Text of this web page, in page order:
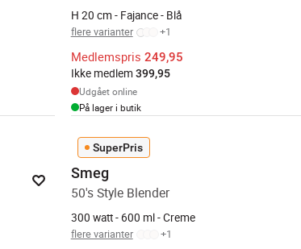
H 20 cm - Fajance - Blå
flere varianter +1
Medlemspris 249,95
Ikke medlem 399,95
Udgået online
På lager i butik
SuperPris
Smeg
50's Style Blender
300 watt - 600 ml - Creme
flere varianter +1